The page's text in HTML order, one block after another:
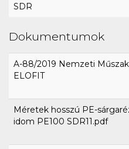
SDR
Dokumentumok
A-88/2019 Nemzeti
ELOFIT
Méretek hosszú PE-
idom PE100 SDR11.pdf